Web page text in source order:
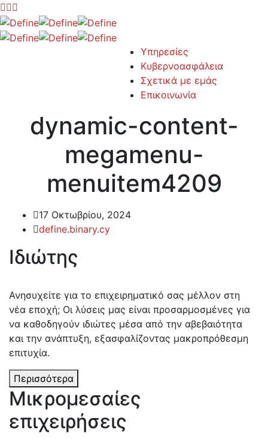
Υπηρεσίες
Κυβερνοασφάλεια
Σχετικά με εμάς
Επικοινωνία
dynamic-content-
megamenu-
menuitem4209
17 Οκτωβρίου, 2024
define.binary.cy
Ιδιώτης
Ανησυχείτε για το επιχειρηματικό σας μέλλον στη
νέα εποχή; Οι λύσεις μας είναι προσαρμοσμένες για
να καθοδηγούν ιδιώτες μέσα από την αβεβαιότητα
και την ανάπτυξη, εξασφαλίζοντας μακροπρόθεσμη
επιτυχία.
Περισσότερα
Μικρομεσαίες
επιχειρήσεις